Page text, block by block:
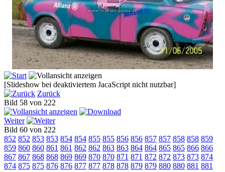
[Slideshow bei deaktiviertem JacaScript nicht nutzbar]
Zurück
Bild 58 von 222
Weiter
Bild 60 von 222
852 852 853 853 854 854 855 855 856 856 857 857 858 858 859
859 860 860 861 861 862 862 863 863 864 864 865 865 866 866
867 867 868 868 869 869 870 870 871 871 872 872 873 873 874
874 875 875 876 876 877 877 878 878 879 879 880 880 881 881